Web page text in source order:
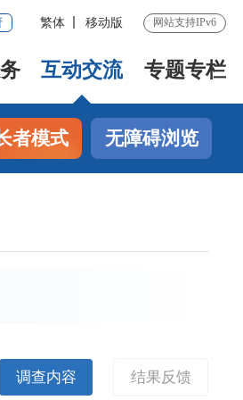
繁体 移动版 网站支持IPv6
互动交流 专题专栏
者模式 无障碍浏览
调查内容 结果反馈